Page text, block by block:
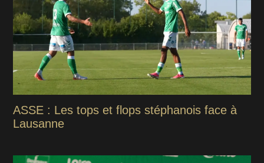
ASSE : Les tops et flops stéphanois face à
Lausanne